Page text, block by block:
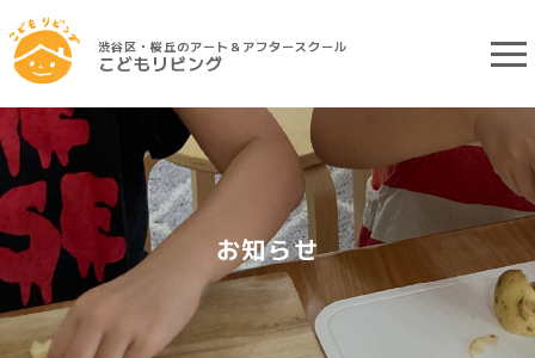
渋谷区・桜丘のアート＆アフタースクール
こどもリビング
お知らせ